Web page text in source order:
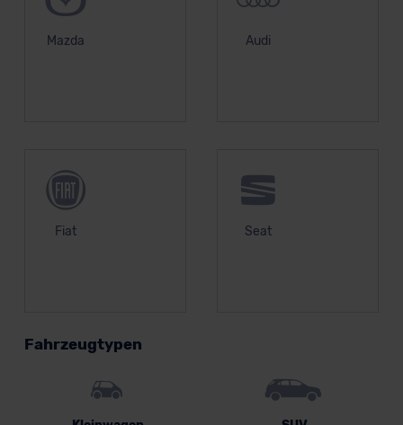
Mazda Audi
Fiat Seat
Fahrzeugtypen